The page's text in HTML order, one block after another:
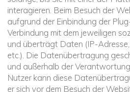
interagieren. Beim Besuch der
aufgrund der Einbindung der
Verbindung mit dem jeweiligen
und überträgt Daten (IP-
etc.). Die Datenübertragung
und außerhalb der
Nutzer kann diese
er sich vor dem Besuch der